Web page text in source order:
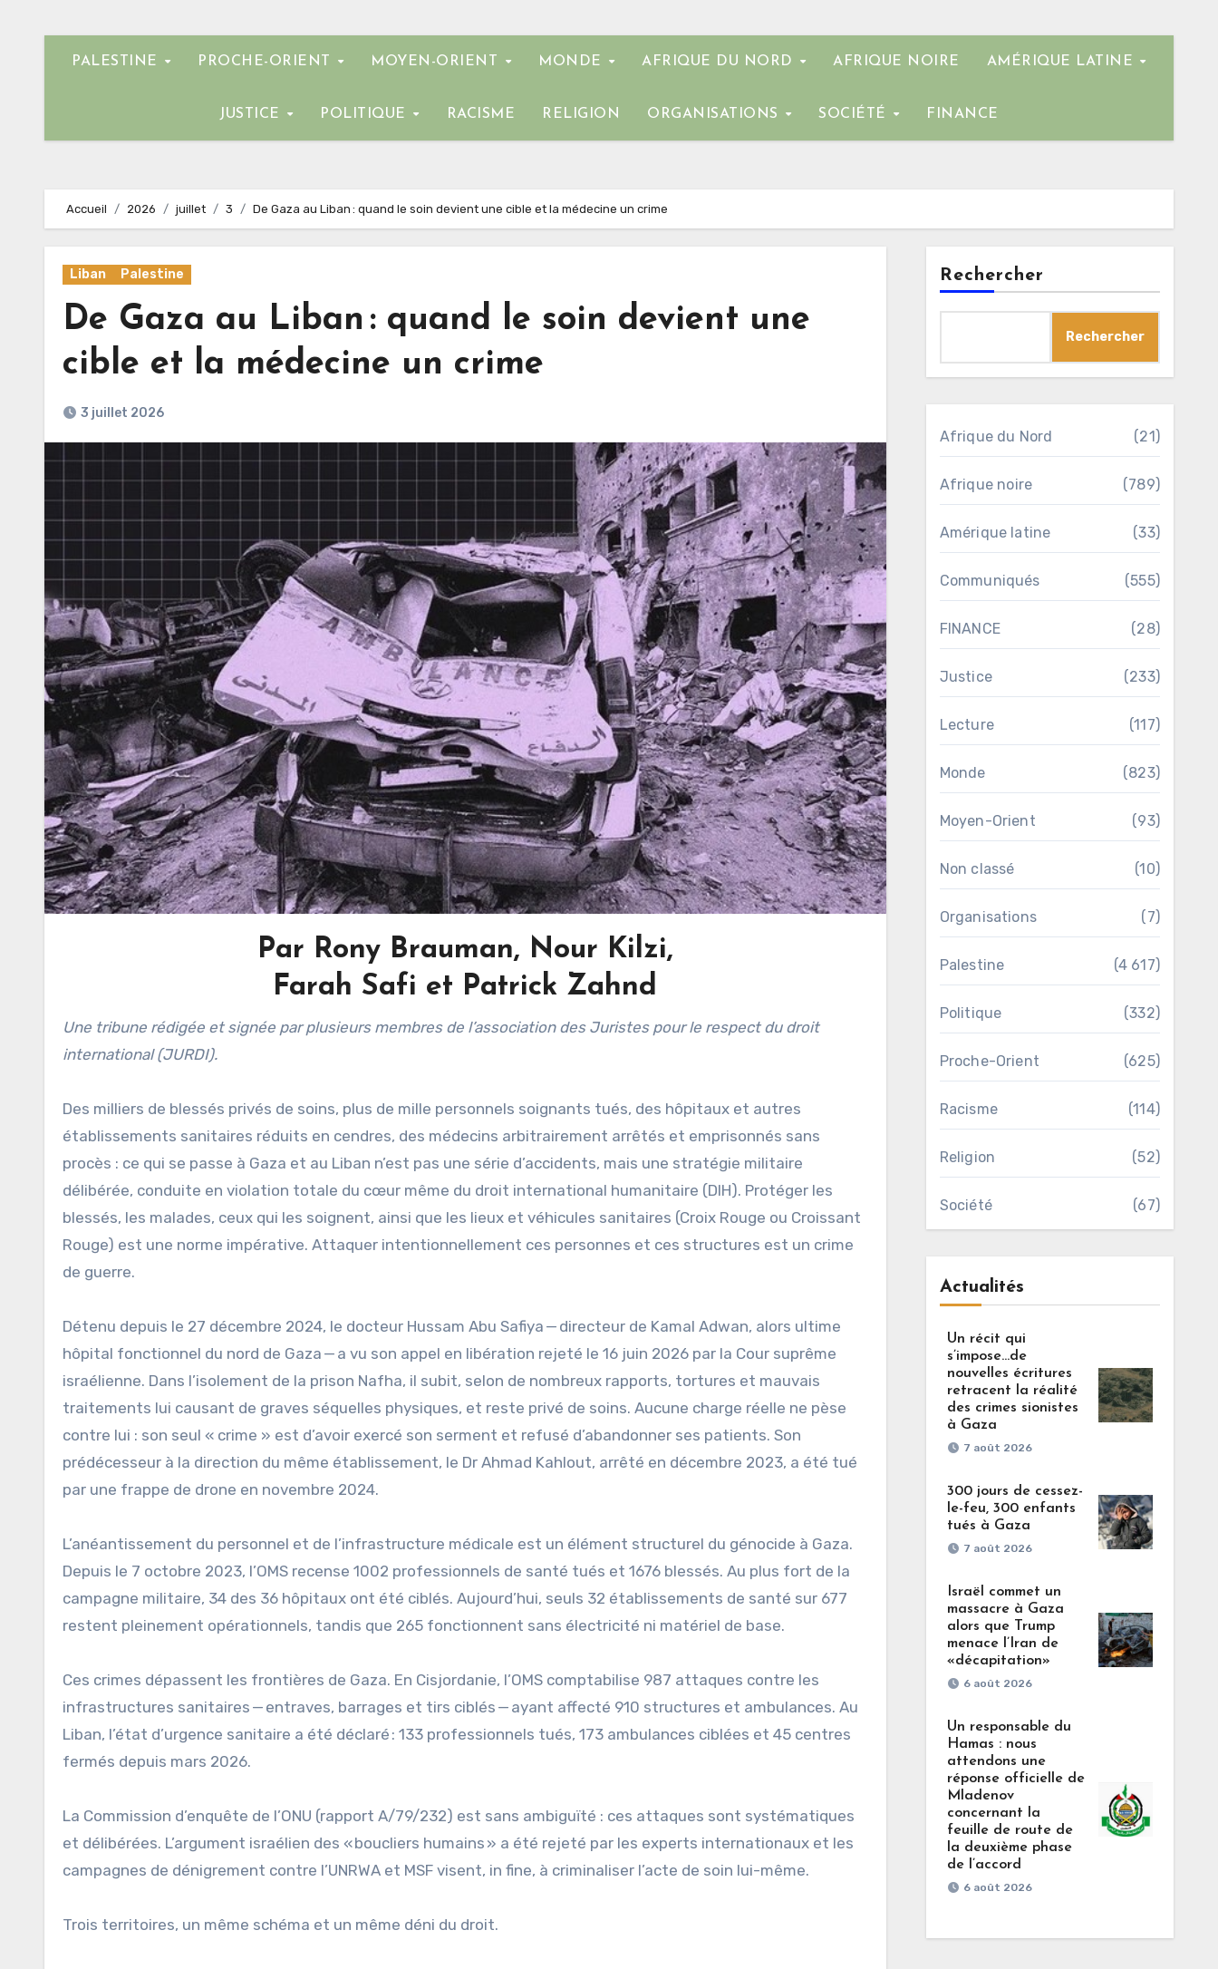
PALESTINE PROCHE-ORIENT MOYEN-ORIENT MONDE AFRIQUE DU NORD AFRIQUE NOIRE AMÉRIQUE LATINE
JUSTICE POLITIQUE RACISME RELIGION ORGANISATIONS SOCIÉTÉ FINANCE
Accueil 2026 juillet 3 De Gaza au Liban : quand le soin devient une cible et la médecine un crime
Liban Palestine
De Gaza au Liban : quand le soin devient une
cible et la médecine un crime
3 juillet 2026
Par Rony Brauman, Nour Kilzi,
Farah Safi et Patrick Zahnd
Une tribune rédigée et signée par plusieurs membres de l’association des Juristes pour le respect du droit
international (JURDI).
Des milliers de blessés privés de soins, plus de mille personnels soignants tués, des hôpitaux et autres
établissements sanitaires réduits en cendres, des médecins arbitrairement arrêtés et emprisonnés sans
procès : ce qui se passe à Gaza et au Liban n’est pas une série d’accidents, mais une stratégie militaire
délibérée, conduite en violation totale du cœur même du droit international humanitaire (DIH). Protéger les
blessés, les malades, ceux qui les soignent, ainsi que les lieux et véhicules sanitaires (Croix Rouge ou Croissant
Rouge) est une norme impérative. Attaquer intentionnellement ces personnes et ces structures est un crime
de guerre.
Détenu depuis le 27 décembre 2024, le docteur Hussam Abu Safiya — directeur de Kamal Adwan, alors ultime
hôpital fonctionnel du nord de Gaza — a vu son appel en libération rejeté le 16 juin 2026 par la Cour suprême
israélienne. Dans l’isolement de la prison Nafha, il subit, selon de nombreux rapports, tortures et mauvais
traitements lui causant de graves séquelles physiques, et reste privé de soins. Aucune charge réelle ne pèse
contre lui : son seul « crime » est d’avoir exercé son serment et refusé d’abandonner ses patients. Son
prédécesseur à la direction du même établissement, le Dr Ahmad Kahlout, arrêté en décembre 2023, a été tué
par une frappe de drone en novembre 2024.
L’anéantissement du personnel et de l’infrastructure médicale est un élément structurel du génocide à Gaza.
Depuis le 7 octobre 2023, l’OMS recense 1002 professionnels de santé tués et 1676 blessés. Au plus fort de la
campagne militaire, 34 des 36 hôpitaux ont été ciblés. Aujourd’hui, seuls 32 établissements de santé sur 677
restent pleinement opérationnels, tandis que 265 fonctionnent sans électricité ni matériel de base.
Ces crimes dépassent les frontières de Gaza. En Cisjordanie, l’OMS comptabilise 987 attaques contre les
infrastructures sanitaires — entraves, barrages et tirs ciblés — ayant affecté 910 structures et ambulances. Au
Liban, l’état d’urgence sanitaire a été déclaré : 133 professionnels tués, 173 ambulances ciblées et 45 centres
fermés depuis mars 2026.
La Commission d’enquête de l’ONU (rapport A/79/232) est sans ambiguïté : ces attaques sont systématiques
et délibérées. L’argument israélien des « boucliers humains » a été rejeté par les experts internationaux et les
campagnes de dénigrement contre l’UNRWA et MSF visent, in fine, à criminaliser l’acte de soin lui-même.
Trois territoires, un même schéma et un même déni du droit.
Rechercher
Rechercher
Afrique du Nord (21)
Afrique noire (789)
Amérique latine (33)
Communiqués (555)
FINANCE (28)
Justice (233)
Lecture (117)
Monde (823)
Moyen-Orient (93)
Non classé (10)
Organisations (7)
Palestine (4 617)
Politique (332)
Proche-Orient (625)
Racisme (114)
Religion (52)
Société (67)
Actualités
Un récit qui
s’impose…de
nouvelles écritures
retracent la réalité
des crimes sionistes
à Gaza
7 août 2026
300 jours de cessez-
le-feu, 300 enfants
tués à Gaza
7 août 2026
Israël commet un
massacre à Gaza
alors que Trump
menace l’Iran de
«décapitation»
6 août 2026
Un responsable du
Hamas : nous
attendons une
réponse officielle de
Mladenov
concernant la
feuille de route de
la deuxième phase
de l’accord
6 août 2026